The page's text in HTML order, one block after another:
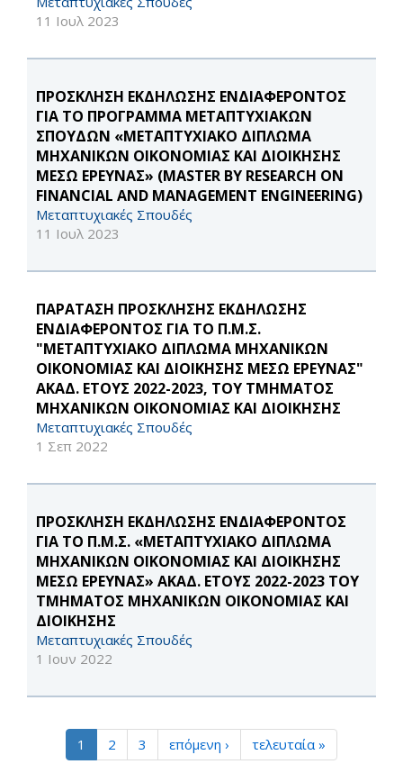
11 Ιουλ 2023
ΠΡΟΣΚΛΗΣΗ ΕΚΔΗΛΩΣΗΣ ΕΝΔΙΑΦΕΡΟΝΤΟΣ
ΓΙΑ ΤΟ ΠΡΟΓΡΑΜΜΑ ΜΕΤΑΠΤΥΧΙΑΚΩΝ
ΣΠΟΥΔΩΝ «ΜΕΤΑΠΤΥΧΙΑΚΟ ΔΙΠΛΩΜΑ
ΜΗΧΑΝΙΚΩΝ ΟΙΚΟΝΟΜΙΑΣ ΚΑΙ ΔΙΟΙΚΗΣΗΣ
ΜΕΣΩ ΕΡΕΥΝΑΣ» (MASTER BY RESEARCH ON
FINANCIAL AND MANAGEMENT ENGINEERING)
Μεταπτυχιακές Σπουδές
11 Ιουλ 2023
ΠΑΡΑΤΑΣΗ ΠΡΟΣΚΛΗΣΗΣ ΕΚΔΗΛΩΣΗΣ
ΕΝΔΙΑΦΕΡΟΝΤΟΣ ΓΙΑ ΤΟ Π.Μ.Σ.
"ΜΕΤΑΠΤΥΧΙΑΚΟ ΔΙΠΛΩΜΑ ΜΗΧΑΝΙΚΩΝ
ΟΙΚΟΝΟΜΙΑΣ ΚΑΙ ΔΙΟΙΚΗΣΗΣ ΜΕΣΩ ΕΡΕΥΝΑΣ"
ΑΚΑΔ. ΕΤΟΥΣ 2022-2023, ΤΟΥ ΤΜΗΜΑΤΟΣ
ΜΗΧΑΝΙΚΩΝ ΟΙΚΟΝΟΜΙΑΣ ΚΑΙ ΔΙΟΙΚΗΣΗΣ
Μεταπτυχιακές Σπουδές
1 Σεπ 2022
ΠΡΟΣΚΛΗΣΗ ΕΚΔΗΛΩΣΗΣ ΕΝΔΙΑΦΕΡΟΝΤΟΣ
ΓΙΑ ΤΟ Π.Μ.Σ. «ΜΕΤΑΠΤΥΧΙΑΚΟ ΔΙΠΛΩΜΑ
ΜΗΧΑΝΙΚΩΝ ΟΙΚΟΝΟΜΙΑΣ ΚΑΙ ΔΙΟΙΚΗΣΗΣ
ΜΕΣΩ ΕΡΕΥΝΑΣ» ΑΚΑΔ. ΕΤΟΥΣ 2022-2023 ΤΟΥ
ΤΜΗΜΑΤΟΣ ΜΗΧΑΝΙΚΩΝ ΟΙΚΟΝΟΜΙΑΣ ΚΑΙ
ΔΙΟΙΚΗΣΗΣ
Μεταπτυχιακές Σπουδές
1 Ιουν 2022
1 2 3 επόμενη › τελευταία »